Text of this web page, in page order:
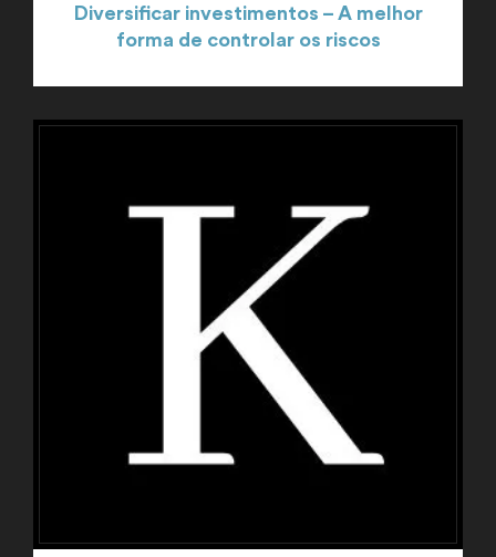
Diversificar investimentos – A melhor
forma de controlar os riscos